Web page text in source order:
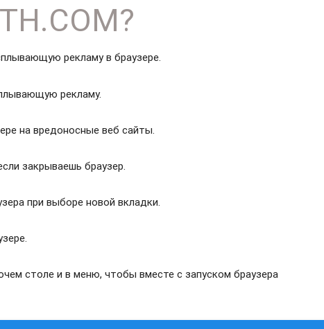
рекламу в браузере.
рекламу.
на вредоносные веб сайты.
закрываешь браузер.
при выборе новой вкладки.
столе и в меню, чтобы вместе с запуском браузера